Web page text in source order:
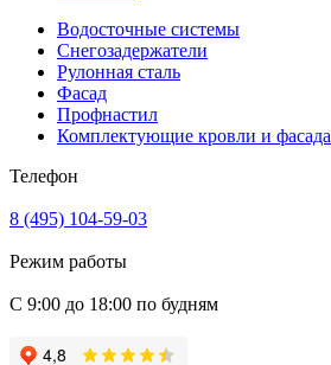
Водосточные системы
Снегозадержатели
Рулонная сталь
Фасад
Профнастил
Комплектующие кровли и фасада
Телефон
8 (495) 104-59-03
Режим работы
С 9:00 до 18:00 по будням